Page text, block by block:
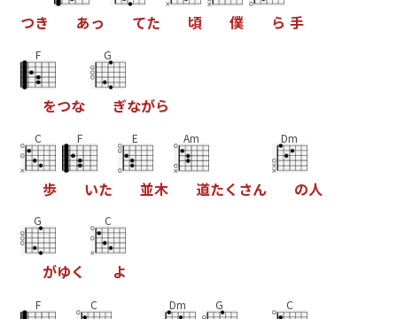
つき あっ てた 頃 僕 ら 手
F
をつな
G
ぎながら
C
歩
F
いた
E
並木
Am
道たく さん
Dm
の人
G
がゆく
C
よ
F C Dm G C